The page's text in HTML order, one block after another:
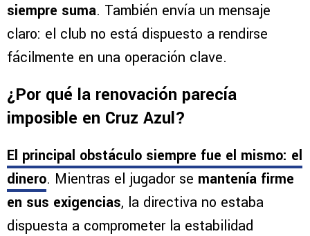
siempre suma. También envía un mensaje
claro: el club no está dispuesto a rendirse
fácilmente en una operación clave.
¿Por qué la renovación parecía
imposible en Cruz Azul?
El principal obstáculo siempre fue el mismo: el
dinero. Mientras el jugador se mantenía firme
en sus exigencias, la directiva no estaba
dispuesta a comprometer la estabilidad